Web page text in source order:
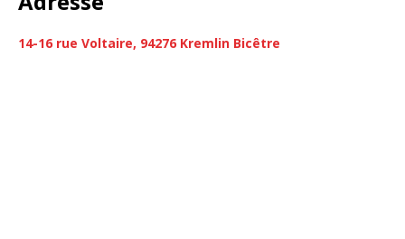
14-16 rue Voltaire, 94276 Kremlin Bicêtre